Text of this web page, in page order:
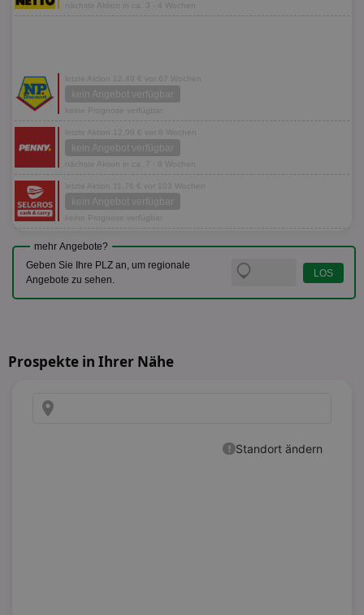
nächste Aktion in ca. 3 - 4 Wochen
letzte Aktion 12,49 € vor 67 Wochen
kein Angebot verfügbar
keine Prognose verfügbar
letzte Aktion 12,99 € vor 6 Wochen
kein Angebot verfügbar
nächste Aktion in ca. 7 - 8 Wochen
letzte Aktion 11,76 € vor 103 Wochen
kein Angebot verfügbar
keine Prognose verfügbar
mehr Angebote?
Geben Sie Ihre PLZ an, um regionale
Angebote zu sehen.
Prospekte in Ihrer Nähe